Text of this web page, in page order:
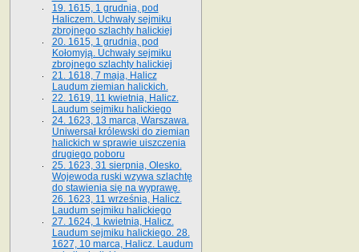
19. 1615, 1 grudnia, pod
Haliczem. Uchwały sejmiku
zbrojnego szlachty halickiej
20. 1615, 1 grudnia, pod
Kołomyją. Uchwały sejmiku
zbrojnego szlachty halickiej
21. 1618, 7 maja, Halicz
Laudum ziemian halickich.
22. 1619, 11 kwietnia, Halicz.
Laudum sejmiku halickiego
24. 1623, 13 marca, Warszawa.
Uniwersał królewski do ziemian
halickich w sprawie uiszczenia
drugiego poboru
25. 1623, 31 sierpnia, Olesko.
Wojewoda ruski wzywa szlachtę
do stawienia się na wyprawę.
26. 1623, 11 września, Halicz.
Laudum sejmiku halickiego
27. 1624, 1 kwietnia, Halicz.
Laudum sejmiku halickiego. 28.
1627, 10 marca, Halicz. Laudum